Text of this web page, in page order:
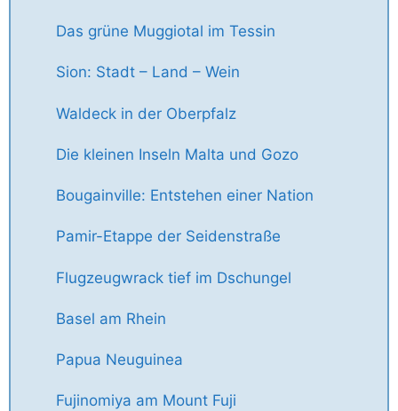
Das grüne Muggiotal im Tessin
Sion: Stadt – Land – Wein
Waldeck in der Oberpfalz
Die kleinen Inseln Malta und Gozo
Bougainville: Entstehen einer Nation
Pamir-Etappe der Seidenstraße
Flugzeugwrack tief im Dschungel
Basel am Rhein
Papua Neuguinea
Fujinomiya am Mount Fuji